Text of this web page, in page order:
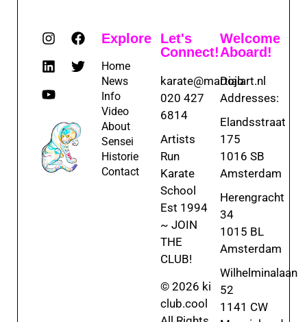
Explore
Home
News
Info
Video
About
Sensei
Historie
Contact
Let's
Connect!
karate@martialart.nl
020 427
6814
Artists
Run
Karate
School
Est 1994
~ JOIN
THE
CLUB!
© 2026 ki
club.cool
Welcome
Aboard!
Dojo
Addresses:
Elandsstraat
175
1016 SB
Amsterdam
Herengracht
34
1015 BL
Amsterdam
Wilhelminalaan
52
1141 CW